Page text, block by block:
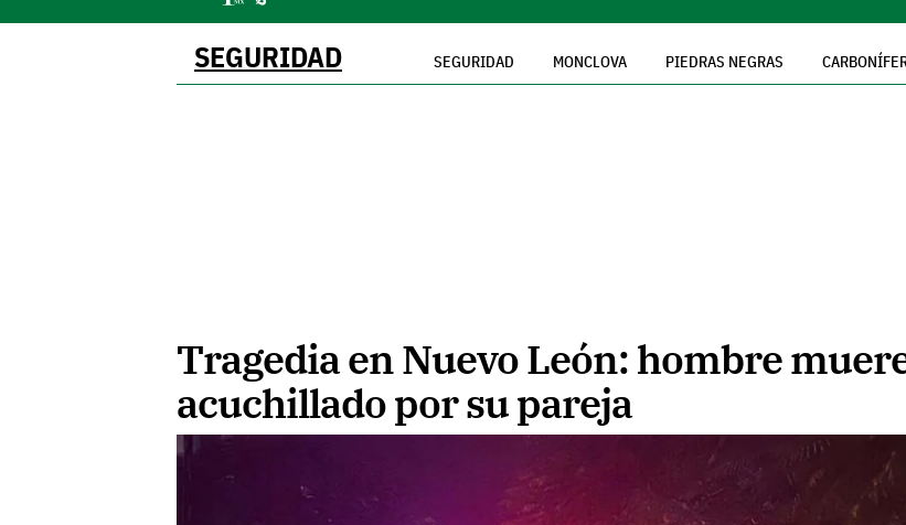
SEGURIDAD SEGURIDAD MONCLOVA PIEDRAS NEGRAS
Tragedia en Nuevo León: hombre
acuchillado por su pareja